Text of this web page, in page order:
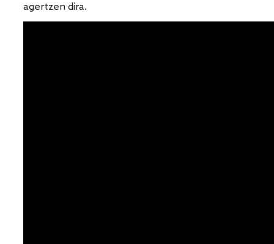
agertzen dira.